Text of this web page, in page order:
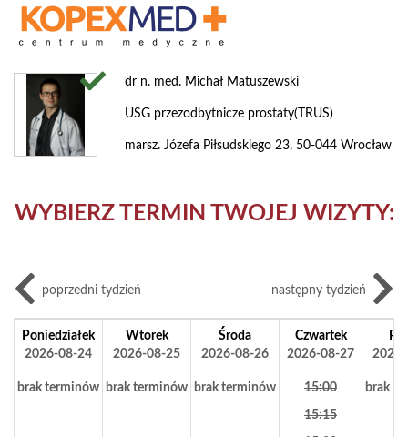
dr n. med. Michał Matuszewski
USG przezodbytnicze prostaty(TRUS)
marsz. Józefa Piłsudskiego 23, 50-044 Wrocław
WYBIERZ TERMIN TWOJEJ WIZYTY:
poprzedni tydzień następny tydzień
Poniedziałek
2026-08-24
Wtorek
2026-08-25
Środa
2026-08-26
Czwartek
2026-08-27
brak terminów brak terminów brak terminów 15:00
15:15
brak